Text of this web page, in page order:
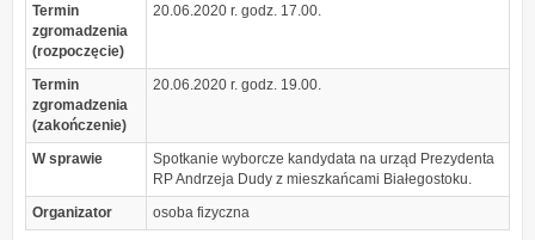
Termin
zgromadzenia
(rozpoczęcie)
20.06.2020 r. godz. 17.00.
Termin
zgromadzenia
(zakończenie)
20.06.2020 r. godz. 19.00.
W sprawie
Spotkanie wyborcze kandydata na urząd Prezydenta
RP Andrzeja Dudy z mieszkańcami Białegostoku.
Organizator
osoba fizyczna